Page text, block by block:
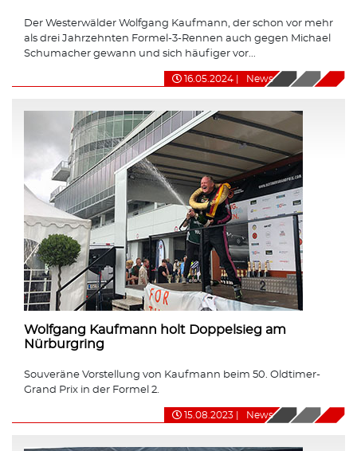
Der Westerwälder Wolfgang Kaufmann, der schon vor mehr
als drei Jahrzehnten Formel-3-Rennen auch gegen Michael
Schumacher gewann und sich häufiger vor...
16.05.2024 News
Wolfgang Kaufmann holt Doppelsieg am
Nürburgring
Souveräne Vorstellung von Kaufmann beim 50. Oldtimer-
Grand Prix in der Formel 2.
15.08.2023 News